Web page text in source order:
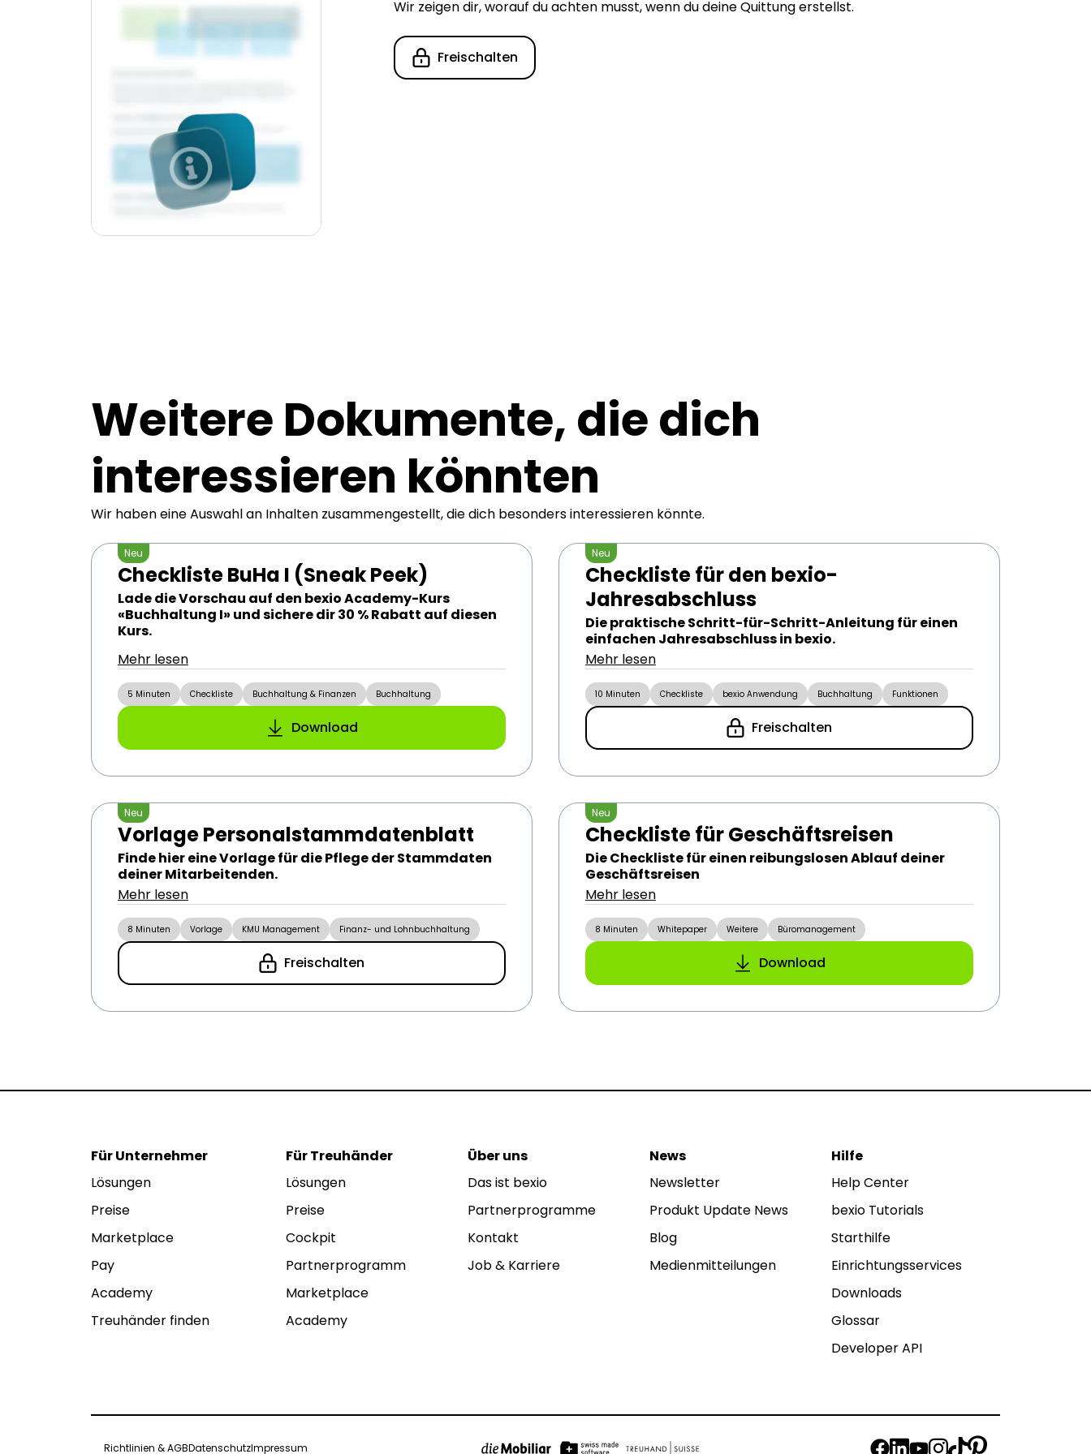
Wir zeigen dir, worauf du achten musst, wenn du deine Quittung erstellst.
Freischalten
Weitere Dokumente, diedich
interessieren könnten
Wir haben eine Auswahl an Inhalten zusammengestellt, die dich besonders interessieren könnte.
Neu
Checkliste BuHa I (Sneak Peek)
Lade die Vorschau auf den bexio Academy-Kurs
«Buchhaltung I» und sichere dir 30 % Rabatt auf diesen
Kurs.
Mehr lesen
5 Minuten Checkliste Buchhaltung & Finanzen Buchhaltung
Download
Neu
Checkliste für den bexio-
Jahresabschluss
Die praktische Schritt-für-Schritt-Anleitung für einen
einfachen Jahresabschluss in bexio.
Mehr lesen
10 Minuten Checkliste bexio Anwendung Buchhaltung Funktionen
Freischalten
Neu
Vorlage Personalstammdatenblatt
Finde hier eine Vorlage für die Pflege der Stammdaten
deiner Mitarbeitenden.
Mehr lesen
8 Minuten Vorlage KMU Management Finanz- und Lohnbuchhaltung
Freischalten
Neu
Checkliste für Geschäftsreisen
Die Checkliste für einen reibungslosen Ablauf deiner
Geschäftsreisen
Mehr lesen
8 Minuten Whitepaper Weitere Büromanagement
Download
Für Unternehmer
Lösungen
Preise
Marketplace
Pay
Academy
Treuhänder finden
Für Treuhänder
Lösungen
Preise
Cockpit
Partnerprogramm
Marketplace
Academy
Über uns
Das ist bexio
Partnerprogramme
Kontakt
Job & Karriere
News
Newsletter
Produkt Update News
Blog
Medienmitteilungen
Hilfe
Help Center
bexio Tutorials
Starthilfe
Einrichtungsservices
Downloads
Glossar
Developer API
Richtlinien & AGBDatenschutzImpressum